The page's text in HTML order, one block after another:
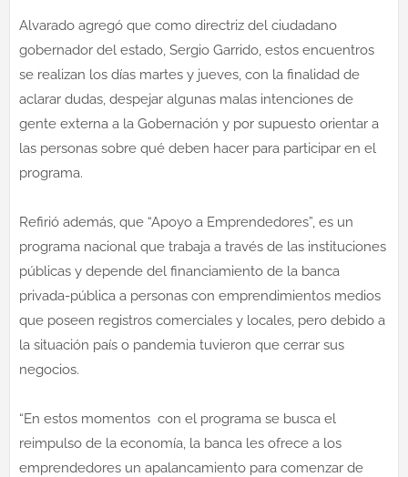
Alvarado agregó que como directriz del ciudadano
gobernador del estado, Sergio Garrido, estos encuentros
se realizan los días martes y jueves, con la finalidad de
aclarar dudas, despejar algunas malas intenciones de
gente externa a la Gobernación y por supuesto orientar a
las personas sobre qué deben hacer para participar en el
programa.
Refirió además, que “Apoyo a Emprendedores”, es un
programa nacional que trabaja a través de las instituciones
públicas y depende del financiamiento de la banca
privada-pública a personas con emprendimientos medios
que poseen registros comerciales y locales, pero debido a
la situación país o pandemia tuvieron que cerrar sus
negocios.
“En estos momentos con el programa se busca el
reimpulso de la economía, la banca les ofrece a los
emprendedores un apalancamiento para comenzar de